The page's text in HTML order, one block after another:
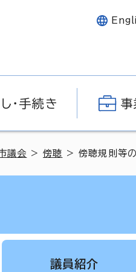
・手続き 事
議会 >傍聴 > 傍聴規則等
議員紹介